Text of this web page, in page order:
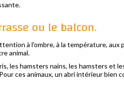
ou le balcon.
à l'ombre, à la température, aux
animal.
les hamsters nains, les hamsters et
ces animaux, un abri intérieur bien